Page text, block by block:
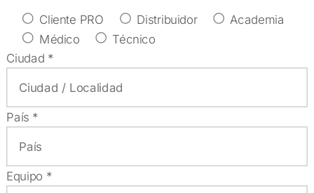
Cliente PRO Distribuidor
Academia
Médico
Técnico
Ciudad *
País *
Equipo *